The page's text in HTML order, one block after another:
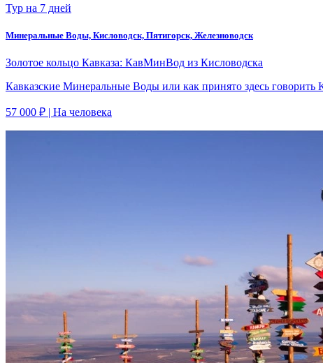
Тур на 7 дней
Минеральные Воды, Кисловодск, Пятигорск, Железноводск
Золотое кольцо Кавказа: КавМинВод из Кисловодска
Кавказские Минеральные Воды или как принято здесь
57 000 ₽ | На человека